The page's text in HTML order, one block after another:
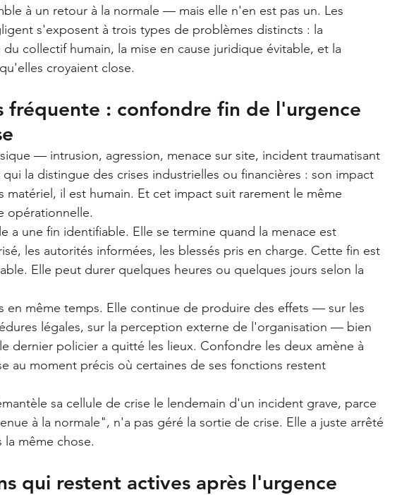
à un retour à la normale — mais elle n'en est pas un. Les
s'exposent à trois types de problèmes distincts : la
collectif humain, la mise en cause juridique évitable, et la
croyaient close.
fréquente : confondre fin de l'urgence
— intrusion, agression, menace sur site, incident traumatisant
la distingue des crises industrielles ou financières : son impact
matériel, il est humain. Et cet impact suit rarement le même
opérationnelle.
a une fin identifiable. Elle se termine quand la menace est
les autorités informées, les blessés pris en charge. Cette fin est
Elle peut durer quelques heures ou quelques jours selon la
en même temps. Elle continue de produire des effets — sur les
légales, sur la perception externe de l'organisation — bien
dernier policier a quitté les lieux. Confondre les deux amène à
au moment précis où certaines de ses fonctions restent
sa cellule de crise le lendemain d'un incident grave, parce
à la normale", n'a pas géré la sortie de crise. Elle a juste arrêté
même chose.
qui restent actives après l'urgence